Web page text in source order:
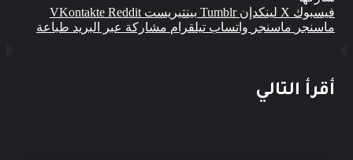
فيسبوك ‫X لينكدإن بينتيريست
ماسنجر ماسنجر واتساب تيلقرام مشاركة عبر البريد طباعة
أقرأ التالي